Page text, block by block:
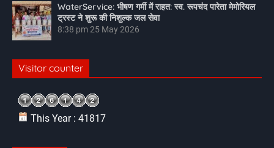
WaterService: भीषण गर्मी में राहत: स्व. रूपचंद पारेता मेमोरियल
ट्रस्ट ने शुरू की निशुल्क जल सेवा
8:38 pm25 May 2026
Visitor counter
This Year : 41817